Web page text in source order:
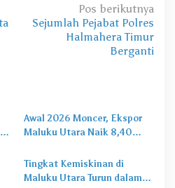
Pos berikutnya
Sejumlah Pejabat Polres
Halmahera Timur
Berganti
Awal 2026 Moncer, Ekspor
Maluku Utara Naik 8,40
HS 28
Tingkat Kemiskinan di
Maluku Utara Turun dalam